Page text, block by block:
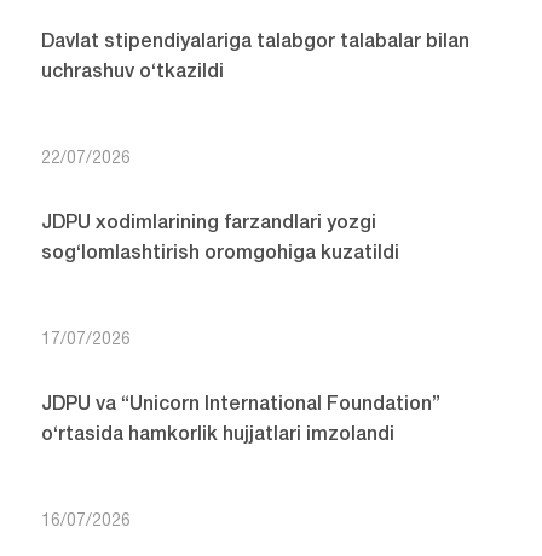
Davlat stipendiyalariga talabgor talabalar bilan
uchrashuv o‘tkazildi
22/07/2026
JDPU xodimlarining farzandlari yozgi
sog‘lomlashtirish oromgohiga kuzatildi
17/07/2026
JDPU va “Unicorn International Foundation”
o‘rtasida hamkorlik hujjatlari imzolandi
16/07/2026